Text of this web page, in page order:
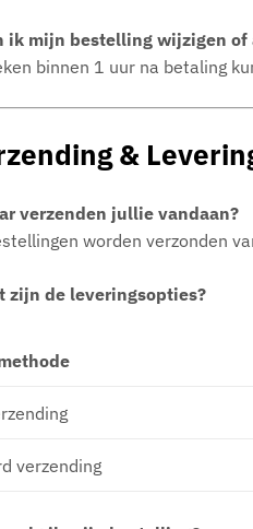
ik mijn bestelling wijzigen
binnen 1 uur na betaling
&
verzenden jullie vandaan?
worden verzonden
zijn de leveringsopties?
verzending